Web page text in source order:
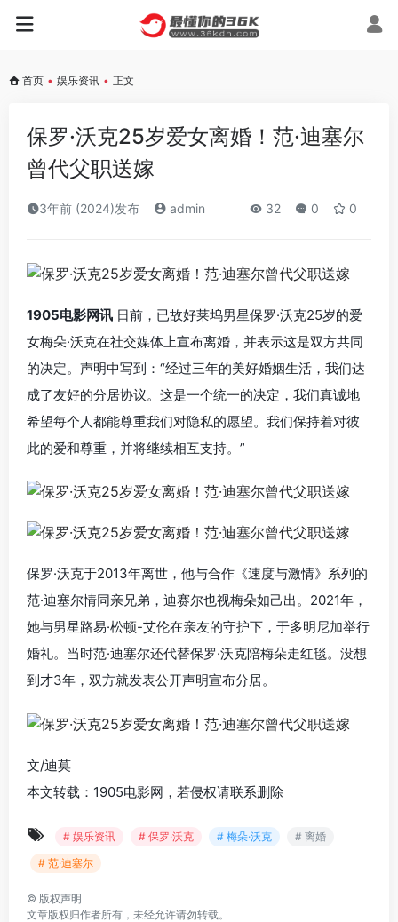
首页 • 娱乐资讯 • 正文
保罗·沃克25岁爱女离婚！范·迪塞尔
曾代父职送嫁
3年前 (2024)发布 admin 32 0 0
1905电影网讯 日前，已故好莱坞男星保罗·沃克25岁的爱
女梅朵·沃克在社交媒体上宣布离婚，并表示这是双方共同
的决定。声明中写到：“经过三年的美好婚姻生活，我们达
成了友好的分居协议。这是一个统一的决定，我们真诚地
希望每个人都能尊重我们对隐私的愿望。我们保持着对彼
此的爱和尊重，并将继续相互支持。”
保罗·沃克于2013年离世，他与合作《速度与激情》系列的
范·迪塞尔情同亲兄弟，迪赛尔也视梅朵如己出。2021年，
她与男星路易·松顿-艾伦在亲友的守护下，于多明尼加举行
婚礼。当时范·迪塞尔还代替保罗·沃克陪梅朵走红毯。没想
到才3年，双方就发表公开声明宣布分居。
文/迪莫
本文转载：1905电影网，若侵权请联系删除
# 娱乐资讯 # 保罗·沃克 # 梅朵·沃克
# 离婚
# 范·迪塞尔
© 版权声明
文章版权归作者所有，未经允许请勿转载。